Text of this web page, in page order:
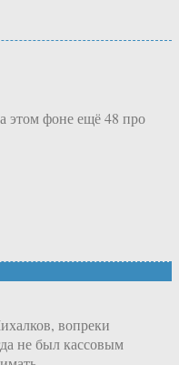
этом фоне ещё 48 про
вопреки
не был кассовым